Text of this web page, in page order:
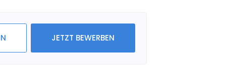
JETZT BEWERBEN